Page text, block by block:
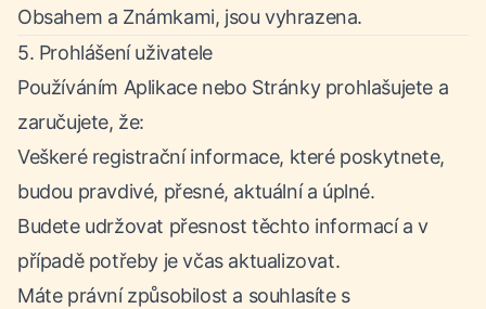
Obsahem a Známkami, jsou vyhrazena.
5. Prohlášení uživatele
Používáním Aplikace nebo Stránky prohlašujete a
zaručujete, že:
Veškeré registrační informace, které poskytnete,
budou pravdivé, přesné, aktuální a úplné.
Budete udržovat přesnost těchto informací a v
případě potřeby je včas aktualizovat.
Máte právní způsobilost a souhlasíte s